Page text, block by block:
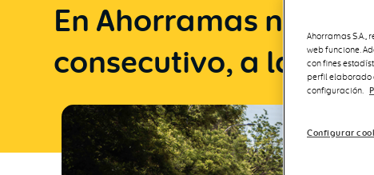
En Ahorramas nos
consecutivo, a la
Ahorramas S.A.,
web funcione.
con fines
perfil elaborado
configuración.
Configurar